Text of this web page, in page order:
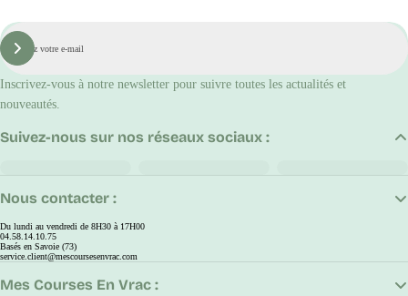
E-
mail
S'inscrire
Inscrivez-vous à notre newsletter pour suivre toutes les actualités et
nouveautés.
Nous contacter :
Du lundi au vendredi de 8H30 à 17H00
04.58.14.10.75
Basés en Savoie (73)
service.client@mescoursesenvrac.com
Mes Courses En Vrac :
Suivez-nous sur nos réseaux sociaux :